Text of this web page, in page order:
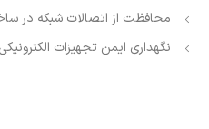
محافظت از اتصالات شبکه در
نگهداری ایمن تجهیزات الکترونیکی